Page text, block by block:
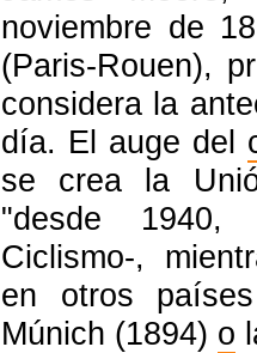
noviembre de
(Paris-Rouen),
considera la
día. El auge del
se crea la
"desde 1940,
Ciclismo-,
en otros
Múnich (1894) o